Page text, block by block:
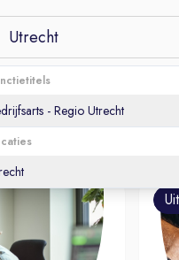
- Regio Utrecht